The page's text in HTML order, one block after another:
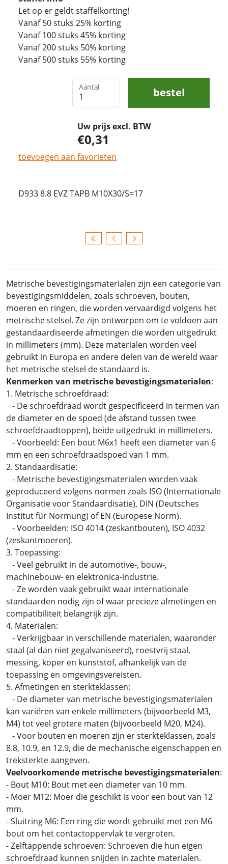
Let op er geldt staffelkorting!
Vanaf 50 stuks 25% korting
Vanaf 100 stuks 45% korting
Vanaf 200 stuks 50% korting
Vanaf 500 stuks 55% korting
Aantal bestel
Uw prijs excl. BTW
0,31
toevoegen aan favorieten
D933 8.8 EVZ TAPB M10X30/S=17
Metrische bevestigingsmaterialen zijn een categorie van
bevestigingsmiddelen, zoals schroeven, bouten,
moeren en ringen, die worden vervaardigd volgens het
metrische stelsel. Ze zijn ontworpen om te voldoen aan
gestandaardiseerde afmetingen die worden uitgedrukt
in millimeters (mm). Deze materialen worden veel
gebruikt in Europa en andere delen van de wereld waar
het metrische stelsel de standaard is.
Kenmerken van metrische bevestigingsmaterialen:
1. Metrische schroefdraad:
- De schroefdraad wordt gespecificeerd in termen van
de diameter en de spoed (de afstand tussen twee
schroefdraadtoppen), beide uitgedrukt in millimeters.
- Voorbeeld: Een bout M6x1 heeft een diameter van 6
mm en een schroefdraadspoed van 1 mm.
2. Standaardisatie:
- Metrische bevestigingsmaterialen worden vaak
geproduceerd volgens normen zoals ISO (Internationale
Organisatie voor Standaardisatie), DIN (Deutsches
Institut für Normung) of EN (Europese Norm).
- Voorbeelden: ISO 4014 (zeskantbouten), ISO 4032
(zeskantmoeren).
3. Toepassing:
- Veel gebruikt in de automotive-, bouw-,
machinebouw- en elektronica-industrie.
- Ze worden vaak gebruikt waar internationale
standaarden nodig zijn of waar precieze afmetingen en
compatibiliteit belangrijk zijn.
4. Materialen:
- Verkrijgbaar in verschillende materialen, waaronder
staal (al dan niet gegalvaniseerd), roestvrij staal,
messing, koper en kunststof, afhankelijk van de
toepassing en omgevingsvereisten.
5. Afmetingen en sterkteklassen:
- De diameter van metrische bevestigingsmaterialen
kan variëren van enkele millimeters (bijvoorbeeld M3,
M4) tot veel grotere maten (bijvoorbeeld M20, M24).
- Voor bouten en moeren zijn er sterkteklassen, zoals
8.8, 10.9, en 12.9, die de mechanische eigenschappen en
treksterkte aangeven.
Veelvoorkomende metrische bevestigingsmaterialen:
- Bout M10: Bout met een diameter van 10 mm.
- Moer M12: Moer die geschikt is voor een bout van 12
mm.
- Sluitring M6: Een ring die wordt gebruikt met een M6
bout om het contactoppervlak te vergroten.
- Zelftappende schroeven: Schroeven die hun eigen
schroefdraad kunnen snijden in zachte materialen.